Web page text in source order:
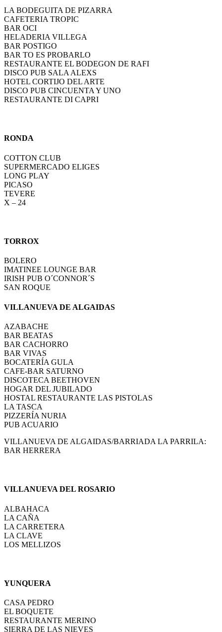
LA BODEGUITA DE PIZARRA
CAFETERIA TROPIC
BAR OCI
HELADERIA VILLEGA
BAR POSTIGO
BAR TO ES PROBARLO
RESTAURANTE EL BODEGON DE RAFI
DISCO PUB SALA ALEXS
HOTEL CORTIJO DEL ARTE
DISCO PUB CINCUENTA Y UNO
RESTAURANTE DI CAPRI
RONDA
COTTON CLUB
SUPERMERCADO ELIGES
LONG PLAY
PICASO
TEVERE
X – 24
TORROX
BOLERO
IMATINEE LOUNGE BAR
IRISH PUB O´CONNOR´S
SAN ROQUE
VILLANUEVA DE ALGAIDAS
AZABACHE
BAR BEATAS
BAR CACHORRO
BAR VIVAS
BOCATERÍA GULA
CAFE-BAR SATURNO
DISCOTECA BEETHOVEN
HOGAR DEL JUBILADO
HOSTAL RESTAURANTE LAS PISTOLAS
LA TASCA
PIZZERÍA NURIA
PUB ACUARIO
VILLANUEVA DE ALGAIDAS/BARRIADA LA PARRILA:
BAR HERRERA
VILLANUEVA DEL ROSARIO
ALBAHACA
LA CAÑA
LA CARRETERA
LA CLAVE
LOS MELLIZOS
YUNQUERA
CASA PEDRO
EL BOQUETE
RESTAURANTE MERINO
SIERRA DE LAS NIEVES